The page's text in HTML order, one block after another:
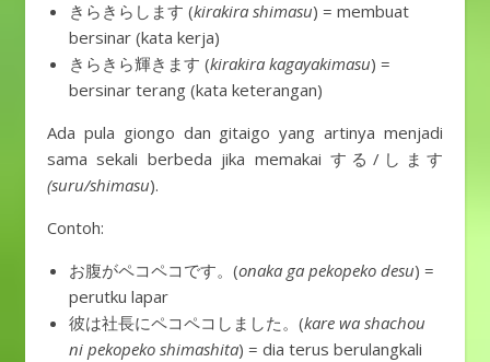
きらきらします (kirakira shimasu) = membuat
bersinar (kata kerja)
きらきら輝きます (kirakira kagayakimasu) =
bersinar terang (kata keterangan)
Ada pula giongo dan gitaigo yang artinya menjadi
sama sekali berbeda jika memakai する/します
(suru/shimasu).
Contoh:
お腹がペコペコです。(onaka ga pekopeko desu) =
perutku lapar
彼は社長にペコペコしました。(kare wa shachou
ni pekopeko shimashita) = dia terus berulangkali